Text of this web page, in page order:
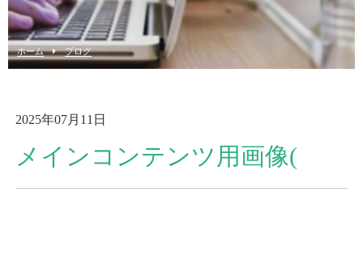
ホーム ブログ
2025年07月11日
メインコンテンツ用画像(